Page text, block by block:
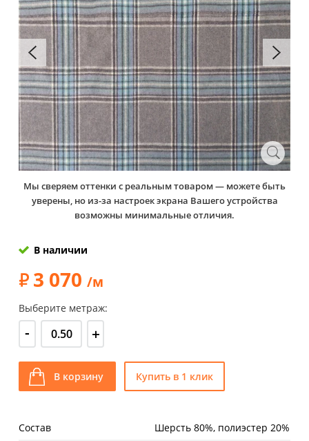
Мы сверяем оттенки с реальным товаром — можете быть
уверены, но из-за настроек экрана Вашего устройства
возможны минимальные отличия.
В наличии
3 070 /м
Выберите метраж:
- +
В корзину Купить в 1 клик
Состав
Шерсть 80%, полиэстер 20%